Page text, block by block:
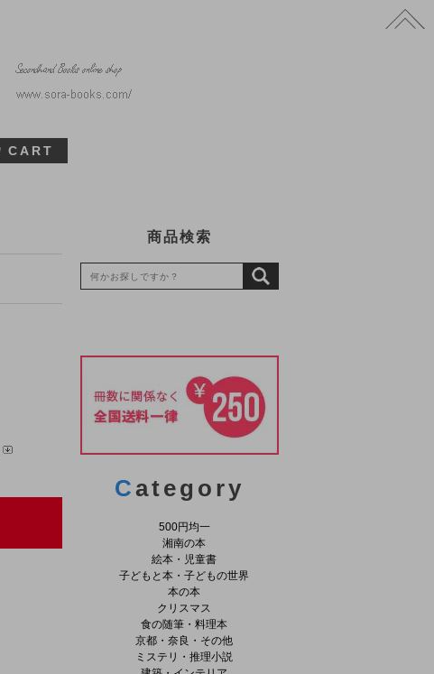
CART
商品検索
Category
500円均一
湘南の本
絵本・児童書
子どもと本・子どもの世界
本の本
クリスマス
食の随筆・料理本
京都・奈良・その他
ミステリ・推理小説